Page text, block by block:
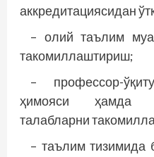
аккредитациясидан
– олий таълим
такомиллаштириш;
– профессор-
ҳимояси ҳамда
талабларни
– таълим тизимида